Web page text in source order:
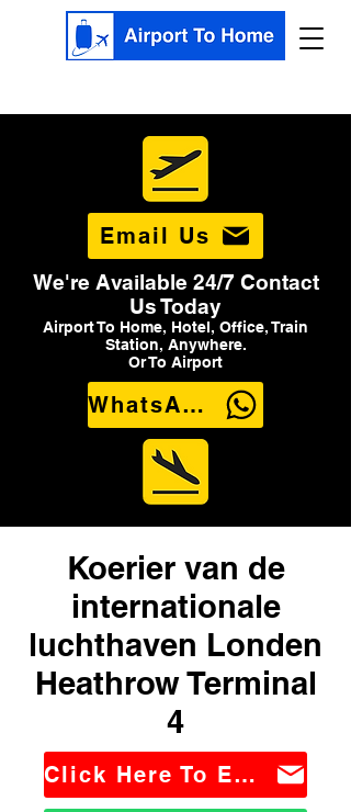
Email Us
We're Available 24/7 Contact
Us Today
Airport To Home, Hotel, Office, Train
Station, Anywhere.
Or To Airport
WhatsApp Us
Koerier van de
internationale
luchthaven Londen
Heathrow Terminal
4
Click Here To Email Us